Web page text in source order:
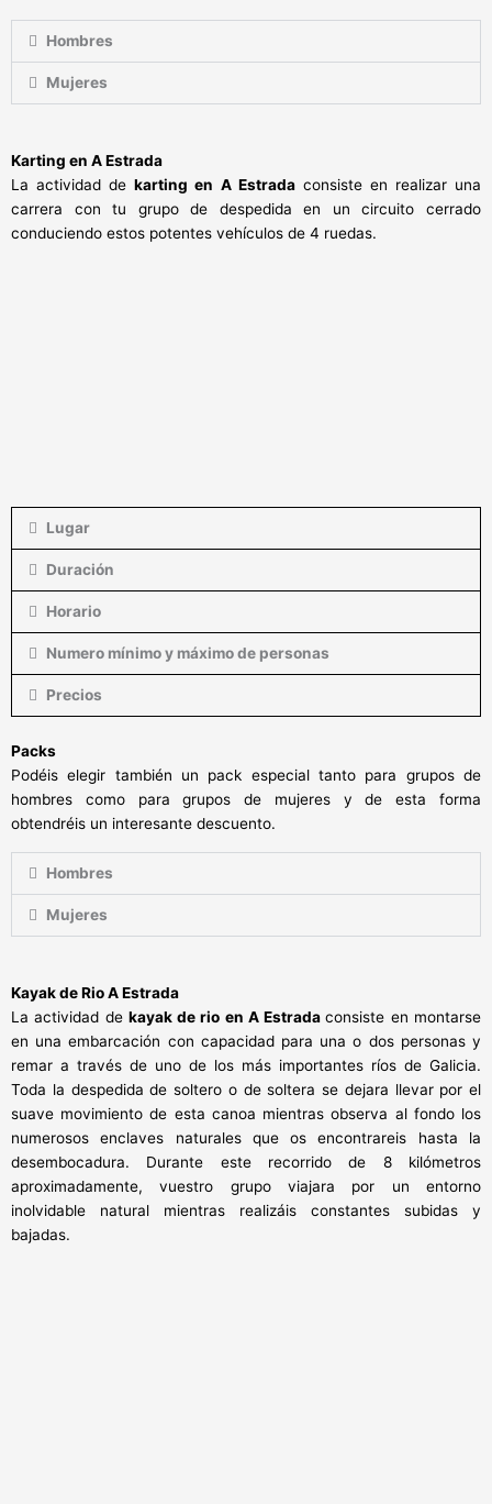
Hombres
Mujeres
Karting en A Estrada
La actividad dekarting en A Estradaconsiste en realizar una
carrera con tu grupo de despedida en un circuito cerrado
conduciendo estos potentes vehículos de 4 ruedas.
Lugar
Duración
Horario
Numero mínimo y máximo de personas
Precios
Packs
Podéis elegir también un pack especial tanto para grupos de
hombres como para grupos de mujeres y de esta forma
obtendréis un interesante descuento.
Hombres
Mujeres
Kayak de Rio A Estrada
La actividad de kayak de rio en A Estradaconsiste en montarse
en una embarcación con capacidad para una o dos personas y
remar a través de uno de los más importantes ríos de Galicia.
Toda la despedida de soltero o de soltera se dejara llevar por el
suave movimiento de esta canoa mientras observa al fondo los
numerosos enclaves naturales que os encontrareis hasta la
desembocadura. Durante este recorrido de 8 kilómetros
aproximadamente, vuestro grupo viajara por un entorno
inolvidable natural mientras realizáis constantes subidas y
bajadas.